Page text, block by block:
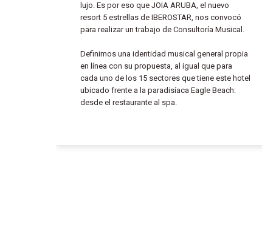
lujo. Es por eso que JOIA ARUBA, el nuevo
resort 5 estrellas de IBEROSTAR, nos convocó
para realizar un trabajo de Consultoría Musical.
Definimos una identidad musical general propia
en línea con su propuesta, al igual que para
cada uno de los 15 sectores que tiene este hotel
ubicado frente a la paradisíaca Eagle Beach:
desde el restaurante al spa.